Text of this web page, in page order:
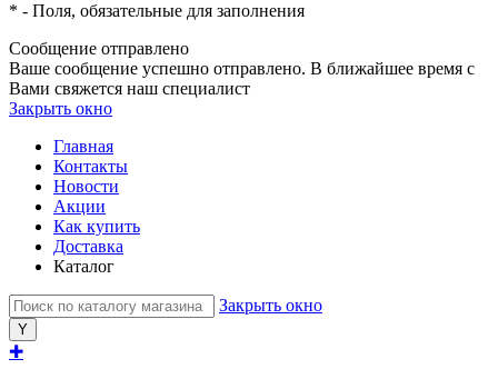
* - Поля, обязательные для заполнения
Сообщение отправлено
Ваше сообщение успешно отправлено. В ближайшее время с
Вами свяжется наш специалист
Закрыть окно
Главная
Контакты
Новости
Акции
Как купить
Доставка
Каталог
Закрыть окно
✚